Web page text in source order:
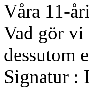
Våra 11-
Vad gör vi
dessutom
Signatur :